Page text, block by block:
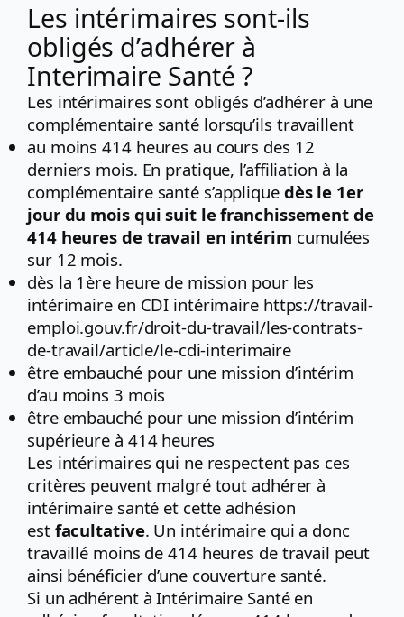
Les intérimaires sont-ils
obligés d’adhérer à
Interimaire Santé ?
Les intérimaires sont obligés d’adhérer à une
complémentaire santé lorsqu’ils travaillent
au moins 414 heures au cours des 12
derniers mois. En pratique, l’affiliation à la
complémentaire santé s’applique dès le 1er
jour du mois qui suit le franchissement de
414 heures de travail en intérim cumulées
sur 12 mois.
dès la 1ère heure de mission pour les
intérimaire en CDI intérimaire https://travail-
emploi.gouv.fr/droit-du-travail/les-contrats-
de-travail/article/le-cdi-interimaire
être embauché pour une mission d’intérim
d’au moins 3 mois
être embauché pour une mission d’intérim
supérieure à 414 heures
Les intérimaires qui ne respectent pas ces
critères peuvent malgré tout adhérer à
intérimaire santé et cette adhésion
est facultative. Un intérimaire qui a donc
travaillé moins de 414 heures de travail peut
ainsi bénéficier d’une couverture santé.
Si un adhérent à Intérimaire Santé en